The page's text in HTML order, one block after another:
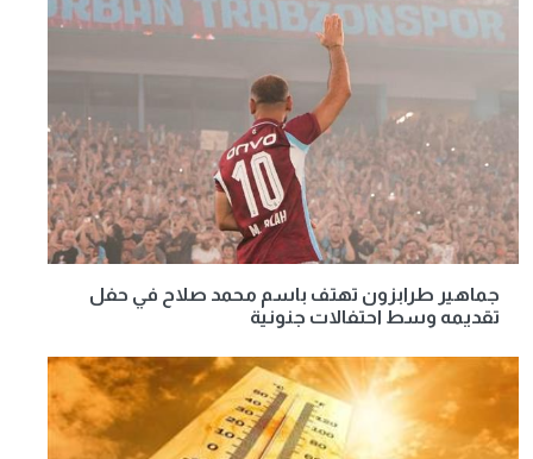
جماهير طرابزون تهتف باسم محمد صلاح في حفل
تقديمه وسط احتفالات جنونية